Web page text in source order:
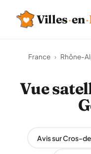
Villes·en·
France › Rhône-
Vue
Avis sur Cros-